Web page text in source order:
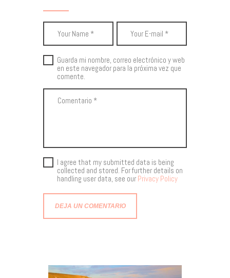
Guarda mi nombre, correo electrónico y web
en este navegador para la próxima vez que
comente.
I agree that my submitted data is being
collected and stored. For further details on
handling user data, see our Privacy Policy